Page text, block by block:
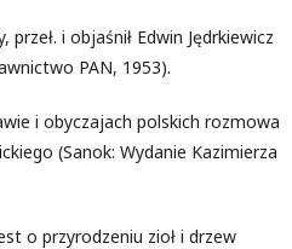
i objaśnił Edwin Jędrkiewicz
PAN, 1953).
i obyczajach polskich rozmowa
(Sanok: Wydanie Kazimierza
o przyrodzeniu zioł i drzew